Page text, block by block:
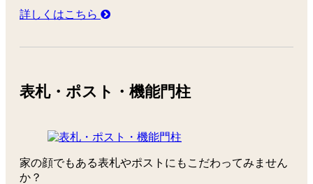
詳しくはこちら
表札・ポスト・機能門柱
家の顔でもある表札やポストにもこだわってみません
か？